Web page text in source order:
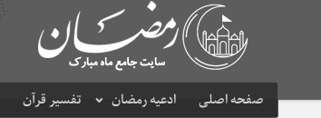
صفحه اصلی ادعیه رمضان تفسیر قرآن